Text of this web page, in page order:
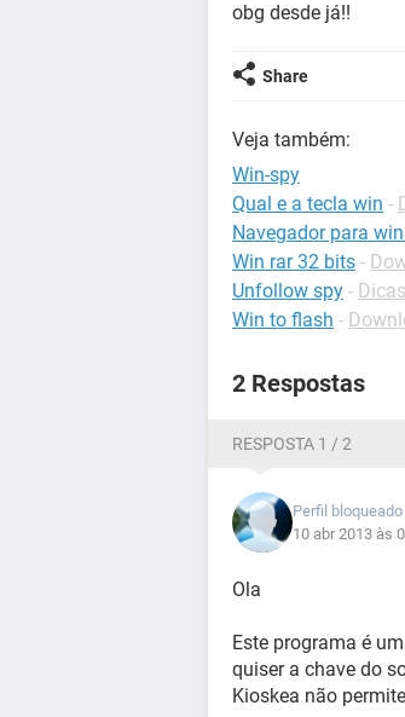
obg desde já!!
Share
Veja também:
Win-spy
Qual e a tecla win -
Navegador para
Win rar 32 bits -
Unfollow spy -
Win to flash -
2 Respostas
RESPOSTA 1 / 2
Perfil bloqueado
10 abr 2013 às
Ola
Este programa é
quiser a chave do
Kioskea não